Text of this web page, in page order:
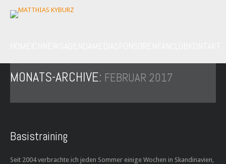
MONATS-ARCHIVE: FEBRUAR 2017
Basistraining
Seit 2004 verbrachte ich jeden Sommer einige Wochen in Skandinavien,